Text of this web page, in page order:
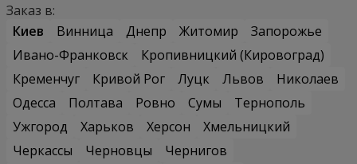
Заказ в:
Киев
Винница Днепр Житомир
Запорожье
Ивано-Франковск
Кропивницкий (Кировоград)
Кременчуг
Кривой Рог Луцк Львов
Николаев
Одесса
Полтава Ровно Сумы
Тернополь
Ужгород
Харьков Херсон
Хмельницкий
Черкассы
Черновцы
Чернигов